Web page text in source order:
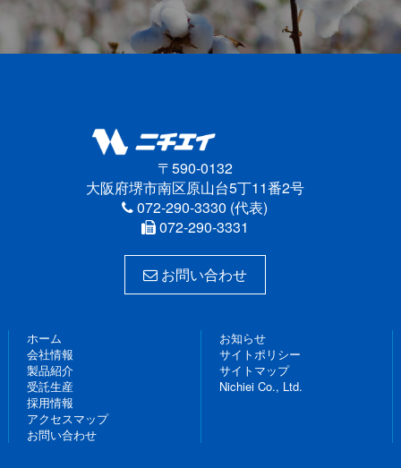
〒590-0132
大阪府堺市南区原山台5丁11番2号
072-290-3330 (代表)
072-290-3331
お問い合わせ
ホーム
会社情報
製品紹介
受託生産
採用情報
アクセスマップ
お問い合わせ
お知らせ
サイトポリシー
サイトマップ
Nichiei Co., Ltd.